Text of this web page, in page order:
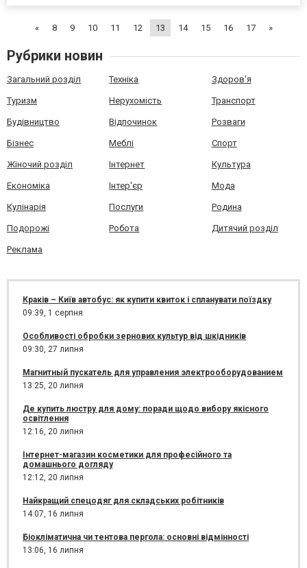
« 8 9 10 11 12 13 14 15 16 17 »
Рубрики новин
Загальний розділ Техніка Здоров'я
Туризм Нерухомість Транспорт
Будівництво Відпочинок Розваги
Бізнес Меблі Спорт
Жіночий розділ Інтернет Культура
Економіка Інтер'єр Мода
Кулінарія Послуги Родина
Подорожі Робота Дитячий розділ
Реклама
Краків – Київ автобус: як купити квиток і спланувати поїздку
09:39, 1 серпня
Особливості обробки зернових культур від шкідників
09:30, 27 липня
Магнитный пускатель для управления электрооборудованием
13:25, 20 липня
Де купить люстру для дому: поради щодо вибору якісного
освітлення
12:16, 20 липня
Інтернет-магазин косметики для професійного та
домашнього догляду
12:12, 20 липня
Найкращий спецодяг для складських робітників
14:07, 16 липня
Біокліматична чи тентова пергола: основні відмінності
13:06, 16 липня